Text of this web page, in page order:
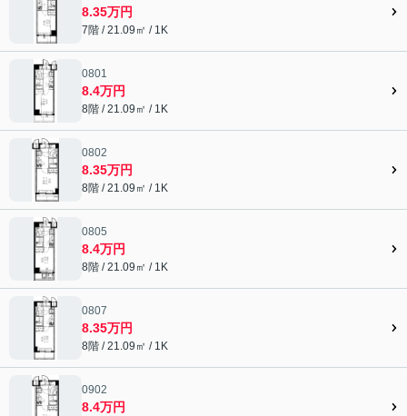
8.35万円
7階 / 21.09㎡ / 1K
0801
8.4万円
8階 / 21.09㎡ / 1K
0802
8.35万円
8階 / 21.09㎡ / 1K
0805
8.4万円
8階 / 21.09㎡ / 1K
0807
8.35万円
8階 / 21.09㎡ / 1K
0902
8.4万円